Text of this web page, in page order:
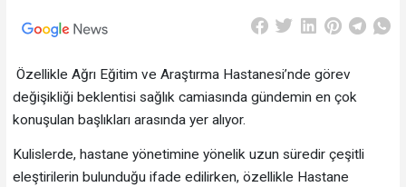
Özellikle Ağrı Eğitim ve Araştırma Hastanesi’nde görev
değişikliği beklentisi sağlık camiasında gündemin en çok
konuşulan başlıkları arasında yer alıyor.
Kulislerde, hastane yönetimine yönelik uzun süredir çeşitli
eleştirilerin bulunduğu ifade edilirken, özellikle Hastane